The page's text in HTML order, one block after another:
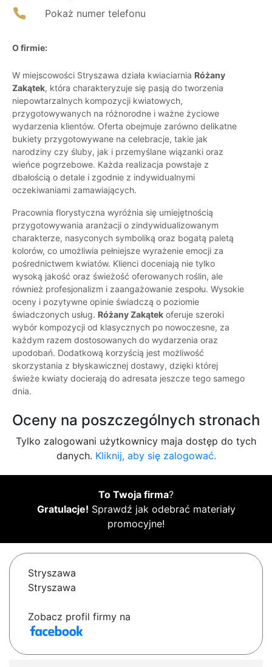
Pokaż numer telefonu
O firmie:
W miejscowości Stryszawa działa kwiaciarnia Różany
Zakątek, która charakteryzuje się pasją do tworzenia
niepowtarzalnych kompozycji kwiatowych,
przygotowywanych na różnorodne i ważne życiowe
wydarzenia klientów. Oferta obejmuje zarówno delikatne
bukiety przygotowywane na celebracje, takie jak
narodziny czy śluby, jak i przemyślane wiązanki oraz
wieńce pogrzebowe. Każda realizacja powstaje z
dbałością o detale i zgodnie z indywidualnymi
oczekiwaniami zamawiających.
Pracownia florystyczna wyróżnia się umiejętnością
przygotowywania aranżacji o zindywidualizowanym
charakterze, nasyconych symboliką oraz bogatą paletą
kolorów, co umożliwia pełniejsze wyrażenie emocji za
pośrednictwem kwiatów. Klienci doceniają nie tylko
wysoką jakość oraz świeżość oferowanych roślin, ale
również profesjonalizm i zaangażowanie zespołu. Wysokie
oceny i pozytywne opinie świadczą o poziomie
świadczonych usług. Różany Zakątek oferuje szeroki
wybór kompozycji od klasycznych po nowoczesne, za
każdym razem dostosowanych do wydarzenia oraz
upodobań. Dodatkową korzyścią jest możliwość
skorzystania z błyskawicznej dostawy, dzięki której
świeże kwiaty docierają do adresata jeszcze tego samego
dnia.
Oceny na poszczególnych stronach
Tylko zalogowani użytkownicy maja dostęp do tych
danych. Kliknij, aby się zalogować.
To Twoja firma?
Gratulacje! Sprawdź jak odebrać materiały
promocyjne!
Stryszawa
Stryszawa
Zobacz profil firmy na